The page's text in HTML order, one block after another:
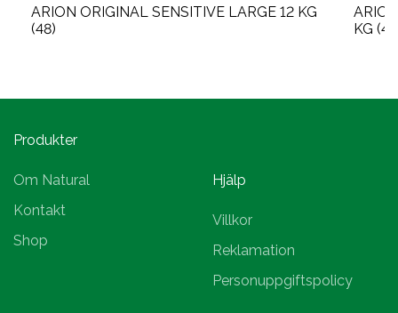
ARION ORIGINAL SENSITIVE LARGE 12 KG
(48)
KG
Produkter
Om Natural
Kontakt
Shop
Hjälp
Villkor
Reklamation
Personuppgiftspolicy